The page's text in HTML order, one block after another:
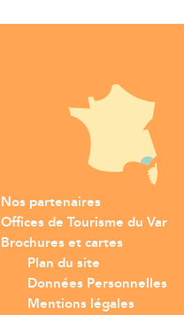
Nos partenaires
Offices de Tourisme du Var
Brochures et cartes
Plan du site
Données Personnelles
Mentions légales